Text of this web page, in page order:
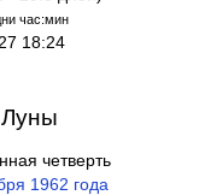
час:мин
27 18:24
четверть
1962 года